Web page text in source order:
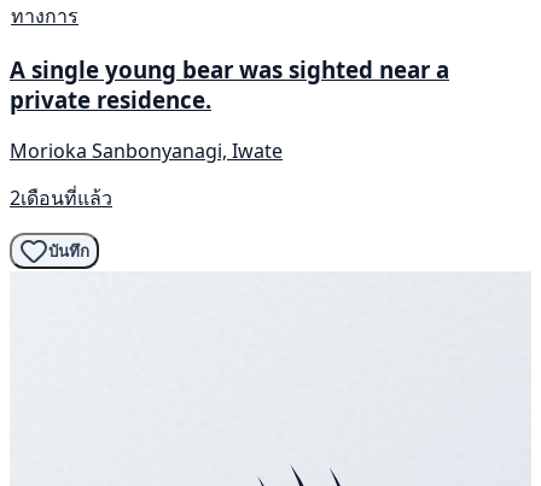
ทางการ
A single young bear was sighted near a
private residence.
Morioka Sanbonyanagi, Iwate
2เดือนที่แล้ว
บันทึก